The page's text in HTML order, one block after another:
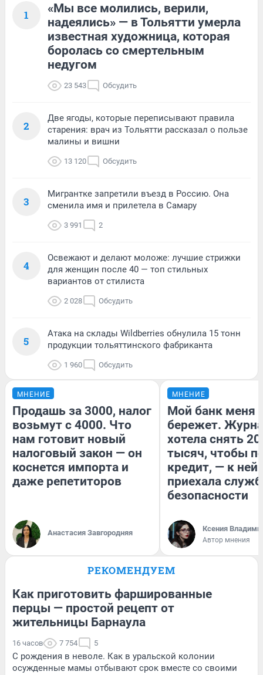
1
«Мы все молились, верили,
надеялись» — в Тольятти умерла
известная художница, которая
боролась со смертельным
недугом
23 543 Обсудить
2
Две ягоды, которые переписывают правила
старения: врач из Тольятти рассказал о пользе
малины и вишни
13 120 Обсудить
3
Мигрантке запретили въезд в Россию. Она
сменила имя и прилетела в Самару
3 991 2
4
Освежают и делают моложе: лучшие стрижки
для женщин после 40 — топ стильных
вариантов от стилиста
2 028 Обсудить
5
Атака на склады Wildberries обнулила 15 тонн
продукции тольяттинского фабриканта
1 960 Обсудить
МНЕНИЕ
Продашь за 3000, налог
возьмут с 4000. Что
нам готовит новый
налоговый закон — он
коснется импорта и
даже репетиторов
Анастасия Завгородняя
МНЕНИЕ
Мой банк меня
бережет.
хотела снять
тысяч, чтобы
кредит, — к
приехала
безопасности
Ксения
Автор мнения
РЕКОМЕНДУЕМ
Как приготовить фаршированные
перцы — простой рецепт от
жительницы Барнаула
16 часов 7 754 5
С рождения в неволе. Как в уральской колонии
осужденные мамы отбывают срок вместе со своими